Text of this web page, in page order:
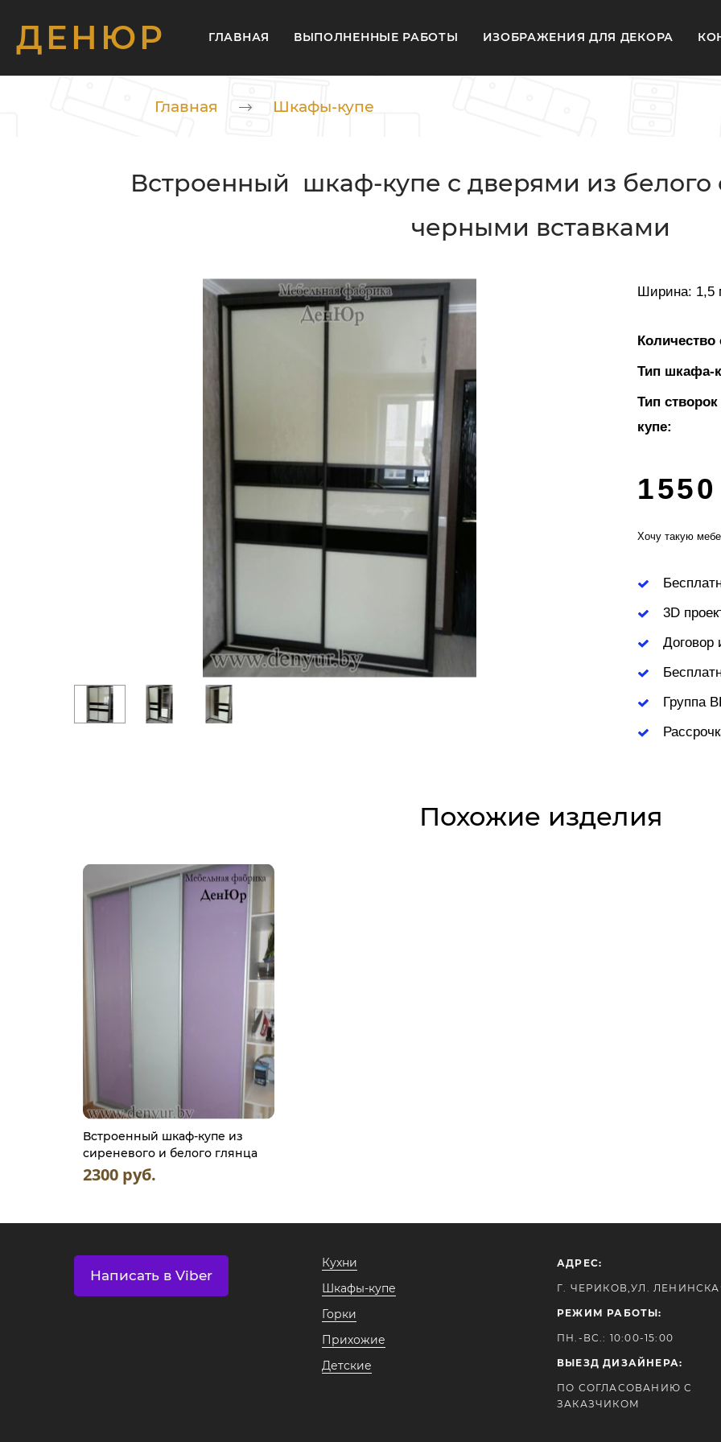
ДЕНЮР ГЛАВНАЯ ВЫПОЛНЕННЫЕ РАБОТЫ ИЗОБРАЖЕНИЯ ДЛЯ ДЕКОРА
Главная Шкафы-купе
Встроенный шкаф-купе с дверями из белого
черными вставками
Ширина: 1,5
Количество
Тип шкафа-
Тип
купе:
Хочу такую
3D
Договор
Группа
Похожие изделия
Встроенный шкаф-купе из
сиреневого и белого глянца
2300 руб.
Написать в Viber
Кухни
Шкафы-купе
Горки
Прихожие
Детские
АДРЕС:
Г. ЧЕРИКОВ,УЛ.
РЕЖИМ РАБОТЫ:
ПН.-ВС.: 10:00-15:00
ВЫЕЗД ДИЗАЙНЕРА:
ПО СОГЛАСОВАНИЮ С
ЗАКАЗЧИКОМ